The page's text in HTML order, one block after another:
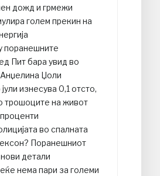
дожд и грмежи
голем прекин на
поранешните
Пит бара увид во
Џоли
изнесува 0,1 отсто,
трошоците на живот
во спалната
Поранешниот
детали
нема пари за големи